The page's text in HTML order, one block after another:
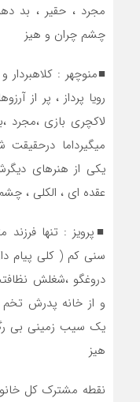
مجرد ، حقیر ، بد
چشم چران و هیز
■منوچهر :
رویا پرداز ، پر از
لاکچری بازی
میگیرداما
یکی از هنرهای
عقده ای ، الکلی ،
سنی کم ( کلی پیام
دروغگو ،شغلش
و از خانه پدرش
یک سیب زمینی بی
هیز
نقطه مشترک کل